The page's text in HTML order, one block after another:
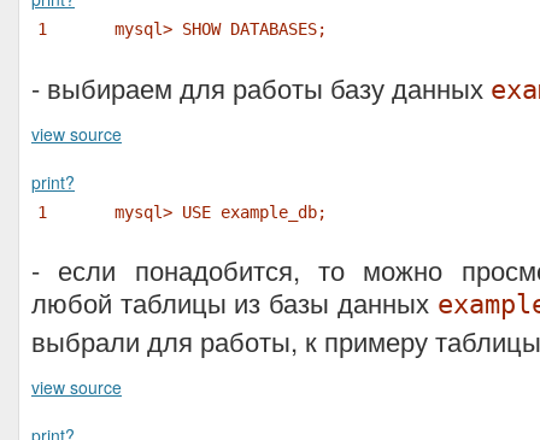
1 mysql> SHOW DATABASES;
- выбираем для работы базу данных
view source
print?
1 mysql> USE example_db;
- если понадобится, то можно
любой таблицы из базы данных
выбрали для работы, к примеру
view source